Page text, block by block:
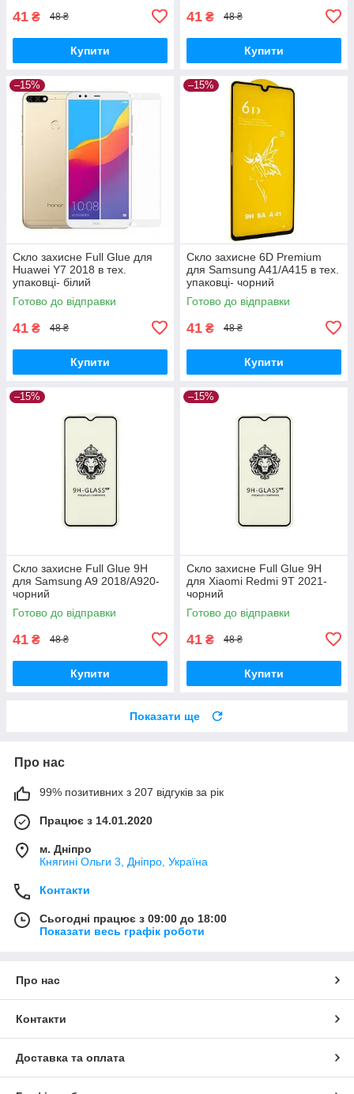
41 ₴ 48 ₴
Купити
41 ₴ 48 ₴
Купити
–15%
Скло захисне Full Glue для
Huawei Y7 2018 в тех.
упаковці- білий
Готово до відправки
41 ₴ 48 ₴
Купити
–15%
Скло захисне 6D Premium
для Samsung A41/A415 в тех.
упаковці- чорний
Готово до відправки
41 ₴ 48 ₴
Купити
–15%
Скло захисне Full Glue 9H
для Samsung A9 2018/A920-
чорний
Готово до відправки
41 ₴ 48 ₴
Купити
–15%
Скло захисне Full Glue 9H
для Xiaomi Redmi 9T 2021-
чорний
Готово до відправки
41 ₴ 48 ₴
Купити
Показати ще
Про нас
99% позитивних з 207 відгуків за рік
Працює з 14.01.2020
м. Дніпро
Княгині Ольги 3, Дніпро, Україна
Контакти
Сьогодні працює з 09:00 до 18:00
Показати весь графік роботи
Про нас
Контакти
Доставка та оплата